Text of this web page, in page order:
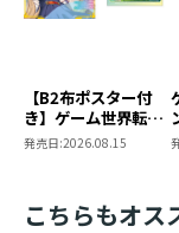
【B2布ポスター付
き】ゲーム世界転生
〈ダン活〉16～ゲー
イする～
発売日:2026.08.15
こちらもオス